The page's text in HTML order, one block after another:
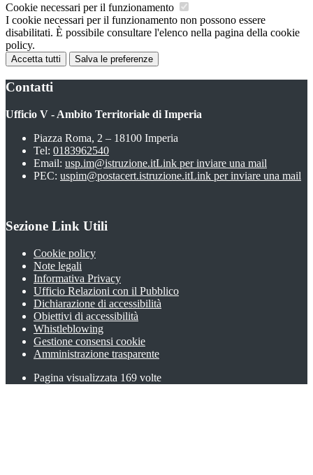
Cookie necessari per il funzionamento
I cookie necessari per il funzionamento non possono essere
disabilitati. È possibile consultare l'elenco nella pagina della cookie
policy.
Accetta tutti Salva le preferenze
Contatti
Ufficio V - Ambito Territoriale di Imperia
Piazza Roma, 2 – 18100 Imperia
Tel: 0183962540
Email: usp.im@istruzione.itLink per inviare una mail
PEC: uspim@postacert.istruzione.itLink per inviare una mail
Sezione Link Utili
Cookie policy
Note legali
Informativa Privacy
Ufficio Relazioni con il Pubblico
Dichiarazione di accessibilità
Obiettivi di accessibilità
Whistleblowing
Gestione consensi cookie
Amministrazione trasparente
Pagina visualizzata 169 volte